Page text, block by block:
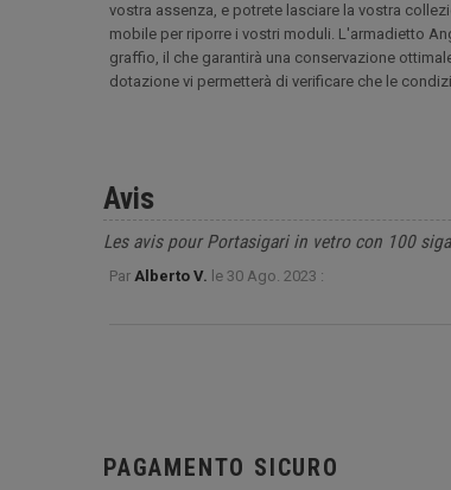
vostra assenza, e potrete lasciare la vostra
mobile per riporre i vostri moduli. L'armadietto
graffio, il che garantirà una conservazione
dotazione vi permetterà di verificare che le
Avis
Les avis pour Portasigari in vetro con 100
Par Alberto V. le 30 Ago. 2023 :
PAGAMENTO SICURO